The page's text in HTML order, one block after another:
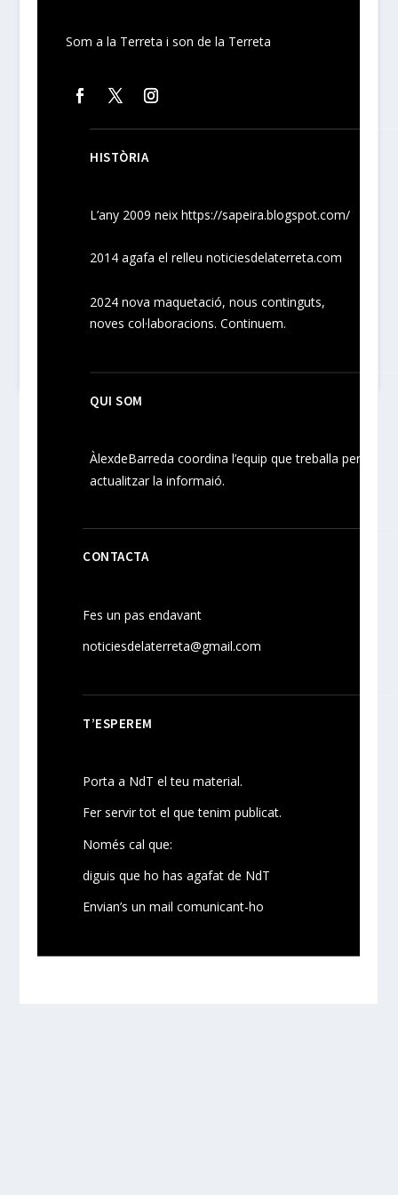
Som a la Terreta i son de la Terreta
HISTÒRIA
L’any 2009 neixhttps://sapeira.blogspot.com/
2014 agafa el relleu noticiesdelaterreta.com
2024nova maquetació, nouscontinguts,
novescol·laboracions. Continuem.
QUI SOM
ÀlexdeBarreda coordina l’equip que treballa per
actualitzar la informaió.
CONTACTA
Fes un pas endavant
noticiesdelaterreta@gmail.com
T’ESPEREM
Porta a NdT el teu material.
Fer servir tot el que tenim publicat.
Només cal que:
diguis que ho has agafat de NdT
Envian’s un mail comunicant-ho